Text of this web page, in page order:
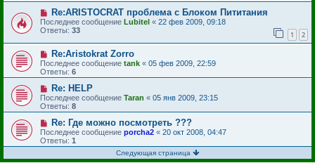
Re:ARISTOCRAT проблема с Блоком Пититания
Последнее сообщение Lubitel « 22 фев 2009, 09:18
Ответы: 33 1 2
Re:Aristokrat Zorro
Последнее сообщение tank « 05 фев 2009, 22:59
Ответы: 6
Re: HELP
Последнее сообщение Taran « 05 янв 2009, 23:15
Ответы: 8
Re: Где можно посмотреть ???
Последнее сообщение porcha2 « 20 окт 2008, 04:47
Ответы: 1
Следующая страница